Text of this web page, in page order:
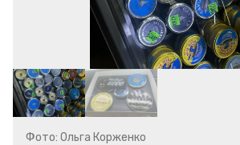
Фото: Ольга Корженко